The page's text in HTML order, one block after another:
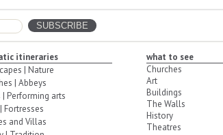
itineraries
| Nature
| Abbeys
| Performing arts
Fortresses
and Villas
what to see
Churches
Art
Buildings
The Walls
History
Theatres